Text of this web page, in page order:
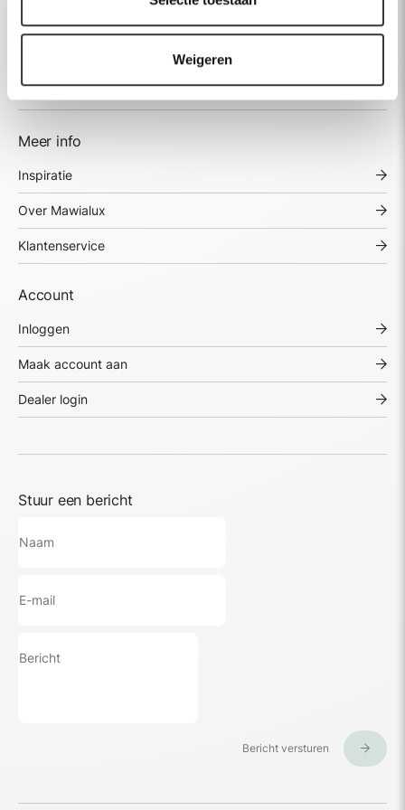
Weigeren
Kranen
Meer producten
Meer info
Inspiratie
Over Mawialux
Klantenservice
Account
Inloggen
Maak account aan
Dealer login
Stuur een bericht
Bericht versturen